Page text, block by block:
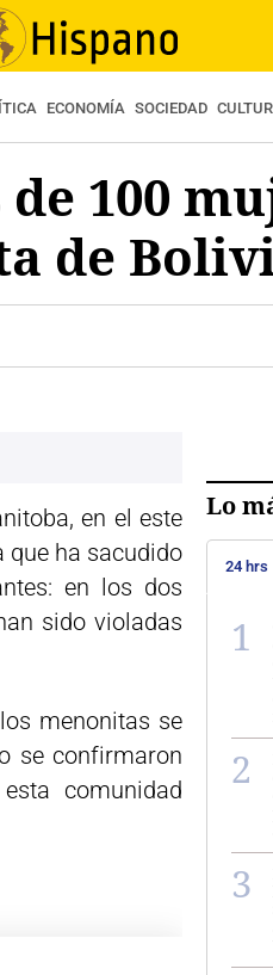
ECONOMÍA SOCIEDAD
100
de
en el este
que ha sacudido
en los dos
sido violadas
menonitas se
se confirmaron
comunidad
Lo
24 hrs